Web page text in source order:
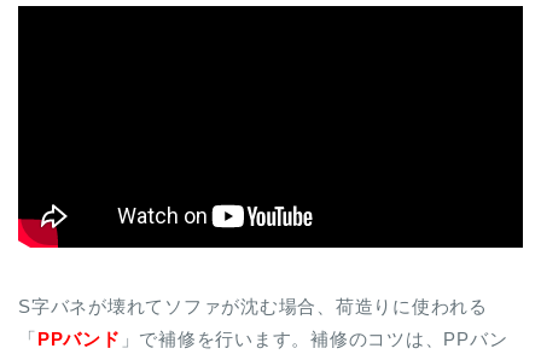
S字バネが壊れてソファが沈む場合、荷造りに使われる
「PPバンド 」で補修を行います。補修のコツは、PPバン